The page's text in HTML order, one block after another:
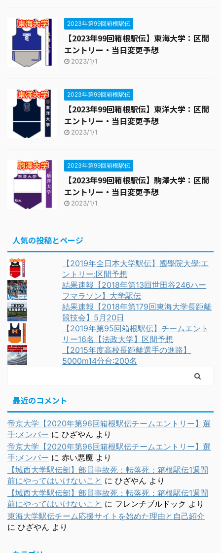
2023年第99回箱根駅伝
【2023年99回箱根駅伝】東海大学：区間
エントリー・当日変更予想
2023/1/1
2023年第99回箱根駅伝
【2023年99回箱根駅伝】東洋大学：区間
エントリー・当日変更予想
2023/1/1
2023年第99回箱根駅伝
【2023年99回箱根駅伝】駒澤大学：区間
エントリー・当日変更予想
2023/1/1
人気の投稿とページ
【2019年全日本大学駅伝】國學院大學:エ
ントリー:区間予想
結果速報【2018年第13回世田谷246ハー
フマラソン】大学駅伝
結果速報【2018年第179回東海大学長距離
競技会】5月20日
【2019年第95回箱根駅伝】チームエント
リー16名【法政大学】区間予想
【2015年度高校長距離選手の進路】
5000m14分台:200名
最近のコメント
帝京大学【2020年第96回箱根駅伝チームエントリー】選
手:メンバー に ひざやん より
帝京大学【2020年第96回箱根駅伝チームエントリー】選
手:メンバー に 赤い悪魔 より
【城西大学駅伝部】部員事故死：転落死：箱根駅伝1週間
前にやってはいけないこと に ひざやん より
【城西大学駅伝部】部員事故死：転落死：箱根駅伝1週間
前にやってはいけないこと に フレンチブルドック より
東海大学駅伝チーム応援サイトを始めた理由と自己紹介
に ひざやん より